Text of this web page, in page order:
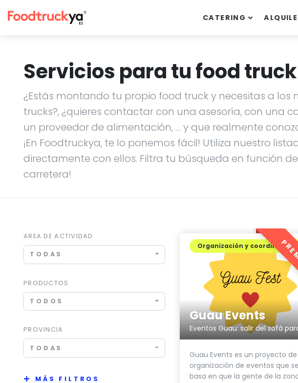
CATERING
Servicios para tu food truck
¿Estás montando tu propio food truck y necesitas a los
trucks?, ¿quieres contactar con una asesoría, con una
un proveedor de alimentación, … y que realmente
¡En Foodtruckya, te lo ponemos fácil! Utiliza nuestro
directamente con ellos. Filtra tu búsqueda en función
carretera!
AREA DE ACTIVIDAD
TODAS
PRODUCTOS
TODOS
PROVINCIA
TODAS
MÁS FILTROS
Guau Events
Organización y coordinación
Guau Events es un proyecto de
organización de eventos que se
basa en que la gente de la